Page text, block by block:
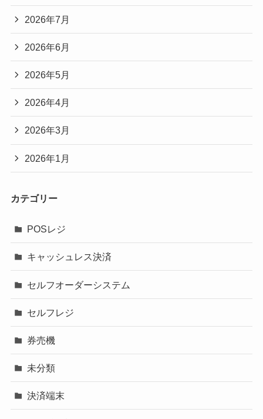
2026年7月
2026年6月
2026年5月
2026年4月
2026年3月
2026年1月
カテゴリー
POSレジ
キャッシュレス決済
セルフオーダーシステム
セルフレジ
券売機
未分類
決済端末